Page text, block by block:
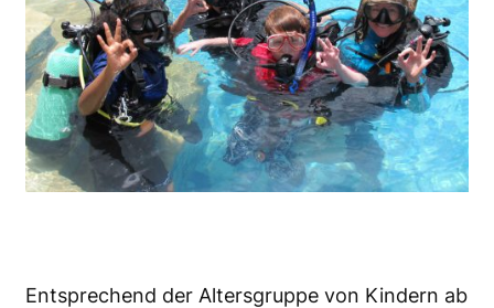
Entsprechend der Altersgruppe von Kindern ab